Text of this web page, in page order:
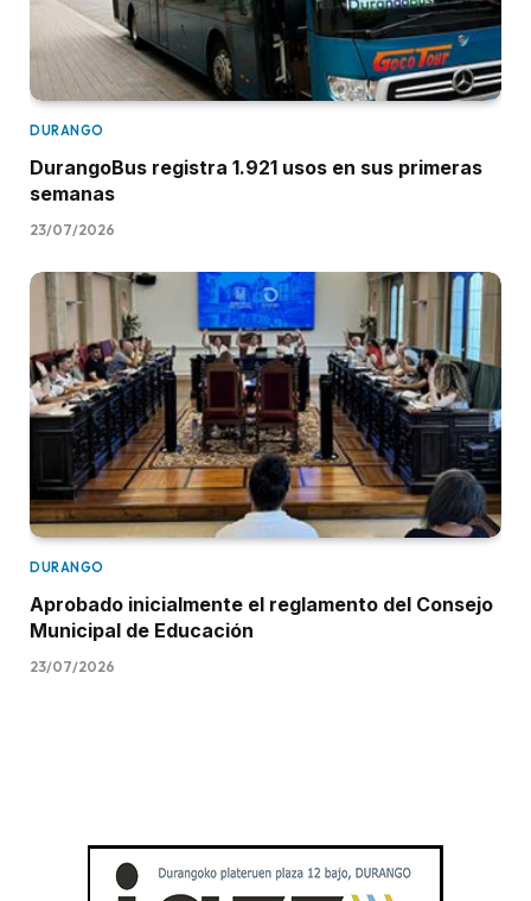
DURANGO
DurangoBus registra 1.921 usos en sus primeras
semanas
23/07/2026
DURANGO
Aprobado inicialmente el reglamento del Consejo
Municipal de Educación
23/07/2026